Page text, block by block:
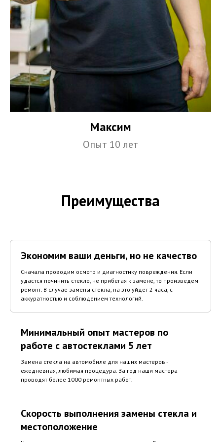
Максим
Опыт 10 лет
Преимущества
Экономим ваши деньги, но не качество
Сначала проводим осмотр и диагностику повреждения. Если
удастся починить стекло, не прибегая к замене, то произведем
ремонт. В случае замены стекла, на это уйдет 2 часа, с
аккуратностью и соблюдением технологий.
Минимальный опыт мастеров по
работе с автостеклами 5 лет
Замена стекла на автомобиле для наших мастеров -
ежедневная, любимая процедура. За год наши мастера
проводят более 1000 ремонтных работ.
Скорость выполнения замены стекла и
местоположение